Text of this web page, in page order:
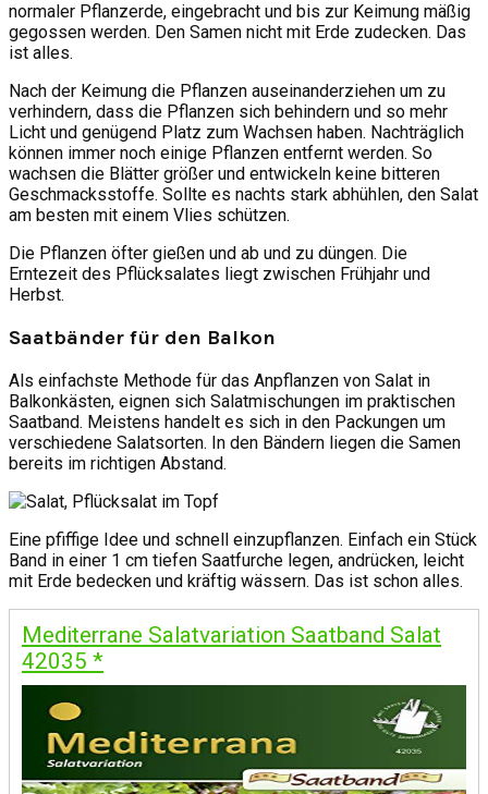
normaler Pflanzerde, eingebracht und bis zur Keimung mäßig
gegossen werden. Den Samen nicht mit Erde zudecken. Das
ist alles.
Nach der Keimung die Pflanzen auseinanderziehen um zu
verhindern, dass die Pflanzen sich behindern und so mehr
Licht und genügend Platz zum Wachsen haben. Nachträglich
können immer noch einige Pflanzen entfernt werden. So
wachsen die Blätter größer und entwickeln keine bitteren
Geschmacksstoffe. Sollte es nachts stark abhühlen, den Salat
am besten mit einem Vlies schützen.
Die Pflanzen öfter gießen und ab und zu düngen. Die
Erntezeit des Pflücksalates liegt zwischen Frühjahr und
Herbst.
Saatbänder für den Balkon
Als einfachste Methode für das Anpflanzen von Salat in
Balkonkästen, eignen sich Salatmischungen im praktischen
Saatband. Meistens handelt es sich in den Packungen um
verschiedene Salatsorten. In den Bändern liegen die Samen
bereits im richtigen Abstand.
Eine pfiffige Idee und schnell einzupflanzen. Einfach ein Stück
Band in einer 1 cm tiefen Saatfurche legen, andrücken, leicht
mit Erde bedecken und kräftig wässern. Das ist schon alles.
Mediterrane Salatvariation Saatband Salat
42035 *